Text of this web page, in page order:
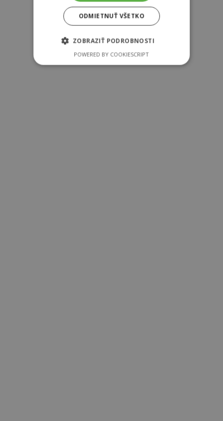
Škoda Octavia
Škoda Karoq
Škoda Superb
Škoda Kodiaq
Škoda Enyaq iV
ODMIETNUŤ VŠETKO
ZOBRAZIŤ PODROBNOSTI
POWERED BY COOKIESCRIPT